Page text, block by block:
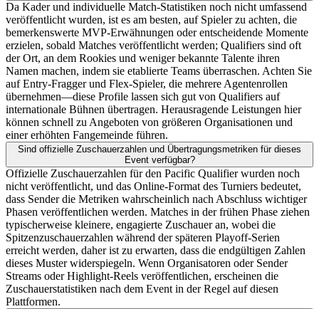
Da Kader und individuelle Match-Statistiken noch nicht umfassend
veröffentlicht wurden, ist es am besten, auf Spieler zu achten, die
bemerkenswerte MVP-Erwähnungen oder entscheidende Momente
erzielen, sobald Matches veröffentlicht werden; Qualifiers sind oft
der Ort, an dem Rookies und weniger bekannte Talente ihren
Namen machen, indem sie etablierte Teams überraschen. Achten Sie
auf Entry-Fragger und Flex-Spieler, die mehrere Agentenrollen
übernehmen—diese Profile lassen sich gut von Qualifiers auf
internationale Bühnen übertragen. Herausragende Leistungen hier
können schnell zu Angeboten von größeren Organisationen und
einer erhöhten Fangemeinde führen.
Sind offizielle Zuschauerzahlen und Übertragungsmetriken für dieses
Event verfügbar?
Offizielle Zuschauerzahlen für den Pacific Qualifier wurden noch
nicht veröffentlicht, und das Online-Format des Turniers bedeutet,
dass Sender die Metriken wahrscheinlich nach Abschluss wichtiger
Phasen veröffentlichen werden. Matches in der frühen Phase ziehen
typischerweise kleinere, engagierte Zuschauer an, wobei die
Spitzenzuschauerzahlen während der späteren Playoff-Serien
erreicht werden, daher ist zu erwarten, dass die endgültigen Zahlen
dieses Muster widerspiegeln. Wenn Organisatoren oder Sender
Streams oder Highlight-Reels veröffentlichen, erscheinen die
Zuschauerstatistiken nach dem Event in der Regel auf diesen
Plattformen.